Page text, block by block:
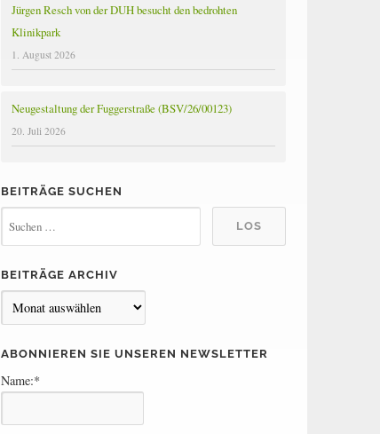
Jürgen Resch von der DUH besucht den bedrohten
Klinikpark
1. August 2026
Neugestaltung der Fuggerstraße (BSV/26/00123)
20. Juli 2026
BEITRÄGE SUCHEN
BEITRÄGE ARCHIV
e
r
ABONNIEREN SIE UNSEREN NEWSLETTER
Name:*